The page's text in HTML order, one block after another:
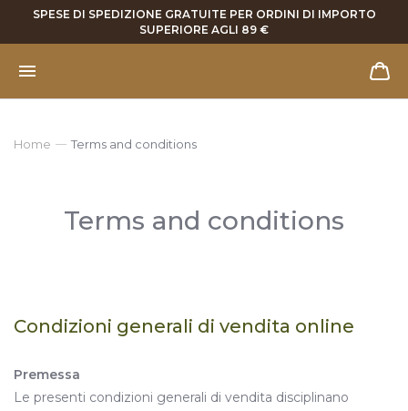
SPESE DI SPEDIZIONE GRATUITE PER ORDINI DI IMPORTO
SUPERIORE AGLI 89 €
Home Terms and conditions
Terms and conditions
Condizioni generali di vendita online
Premessa
Le presenti condizioni generali di vendita disciplinano